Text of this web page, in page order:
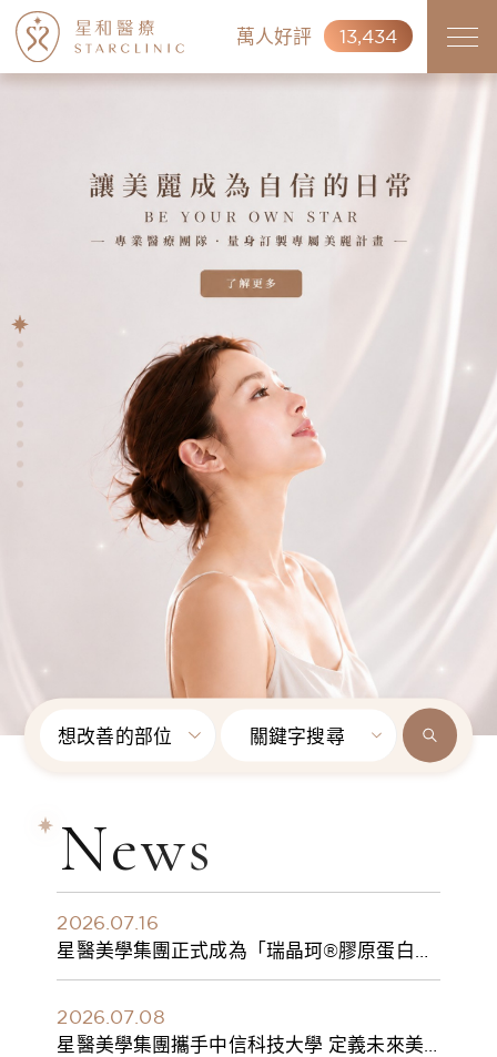
萬人好評 13,434
想改善的部位 關鍵字搜尋
News
2026.07.16
星醫美學集團正式成為「瑞晶珂®膠原蛋白植
入劑」台灣獨家總代理
2026.07.08
星醫美學集團攜手中信科技大學 定義未來美